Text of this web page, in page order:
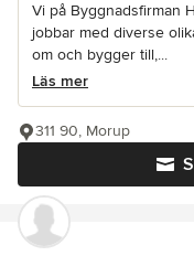
Vi på Byggnadsfirman
jobbar med diverse
om och bygger till,...
Läs mer
311 90, Morup